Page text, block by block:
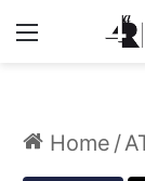
Menu
Home /